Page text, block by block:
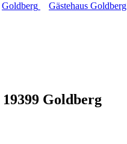
Goldberg
Gästehaus Goldberg
19399 Goldberg